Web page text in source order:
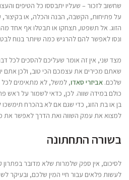
שחשוב לזכור – שעליו יתבססו כל הטיפים
על פתיחות, הקשבה, הבנה והכלה, או
הזוג. אל תשפטו, תצחקו או תבטלו אף אחד
ונסו לאפשר להם להרגיש כמה שיותר בנוח
מצד שני, אין זה אומר שעליכם להסכים לכל
שאתם מכירים את עצמכם הכי טוב, ולכן אתם
שלכם. אביזרי סאדו, למשל, לא מתאימים לכל
כולם במידה שווה. לכן, כדאי לשמור על ראש
בן או בת הזוג, כדי שגם אם לא בהכרח תימשכו
למצוא את עמק השווה ואת הדרך לאפשר את
בשורה התחתונה
לסיכום, אין ספק שלמרות שלא מדובר בפתרון
לעשות פלאים עבור חיי המין שלכם, ובעיקר